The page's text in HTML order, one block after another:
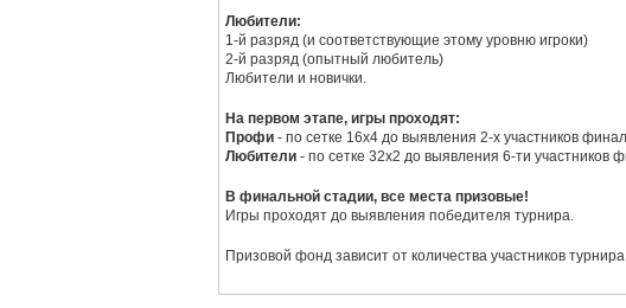
Любители:
1-й разряд (и соответствующие этому уровню игроки)
2-й разряд (опытный любитель)
Любители и новички.
На первом этапе, игры проходят:
Профи - по сетке 16х4 до выявления 2-х участников
Любители - по сетке 32х2 до выявления 6-ти участников
В финальной стадии, все места призовые!
Игры проходят до выявления победителя турнира.
Призовой фонд зависит от количества участников турнира